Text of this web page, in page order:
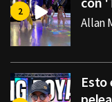
Allan
Esto